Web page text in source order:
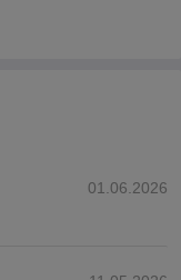
01.06.2026